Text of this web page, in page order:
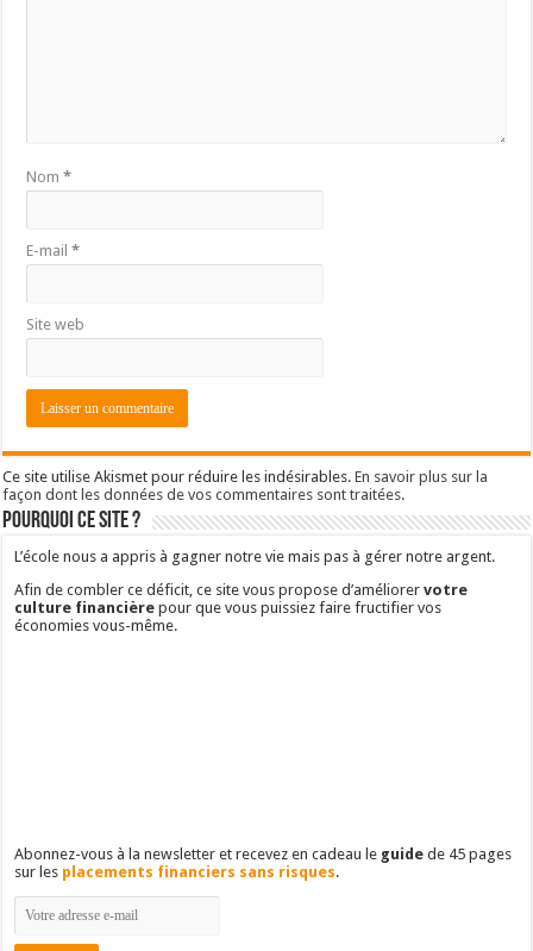
Nom*
E-mail*
Site web
Ce site utilise Akismet pour réduire les indésirables.En savoir plus sur la
façon dont les données de vos commentaires sont traitées.
Pourquoi ce site ?
L’école nous a appris à gagner notre vie mais pas à gérer notre argent.
Afin de combler ce déficit, ce site vous propose d’améliorervotre
culture financière pour que vous puissiez faire fructifier vos
économies vous-même.
Abonnez-vous à la newsletter et recevez en cadeau le guide de 45 pages
sur les placements financiers sans risques.